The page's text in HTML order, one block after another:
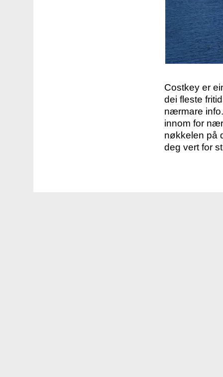
Costkey er
dei fleste
nærmare
innom for
nøkkelen på
deg vert for